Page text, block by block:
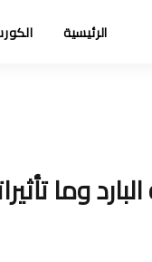
الرئيسية
وما